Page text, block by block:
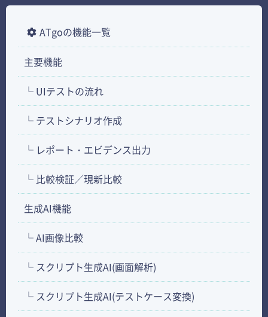
ATgoの機能一覧
主要機能
└ UIテストの流れ
└ テストシナリオ作成
└ レポート・エビデンス出力
└ 比較検証／現新比較
生成AI機能
└ AI画像比較
└ スクリプト生成AI(画面解析)
└ スクリプト生成AI(テストケース変換)